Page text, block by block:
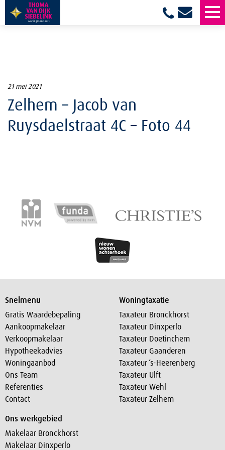
21 mei 2021
Zelhem – Jacob van
Ruysdaelstraat 4C – Foto 44
Snelmenu
Gratis Waardebepaling
Aankoopmakelaar
Verkoopmakelaar
Hypotheekadvies
Woningaanbod
Ons Team
Referenties
Contact
Woningtaxatie
Taxateur Bronckhorst
Taxateur Dinxperlo
Taxateur Doetinchem
Taxateur Gaanderen
Taxateur ‘s-Heerenberg
Taxateur Ulft
Taxateur Wehl
Taxateur Zelhem
Ons werkgebied
Makelaar Bronckhorst
Makelaar Dinxperlo